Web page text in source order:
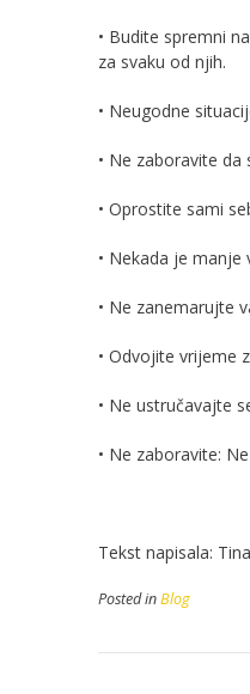
• Budite spremni
za svaku od njih.
• Neugodne
• Ne zaboravite
• Oprostite sami
• Nekada je
• Ne zanemarujte
• Odvojite vrijeme
• Ne ustručavajte
• Ne zaboravite:
Tekst napisala:
Posted inBlog